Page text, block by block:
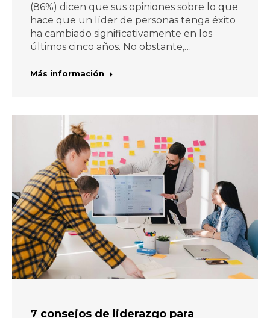
(86%) dicen que sus opiniones sobre lo que
hace que un líder de personas tenga éxito
ha cambiado significativamente en los
últimos cinco años. No obstante,…
Más información
7 consejos de liderazgo para